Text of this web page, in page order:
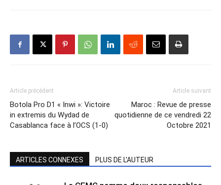
Article précédent
Botola Pro D1 « Inwi »: Victoire
in extremis du Wydad de
Casablanca face à l’OCS (1-0)
Article suivant
Maroc : Revue de presse
quotidienne de ce vendredi 22
Octobre 2021
ARTICLES CONNEXES PLUS DE L'AUTEUR